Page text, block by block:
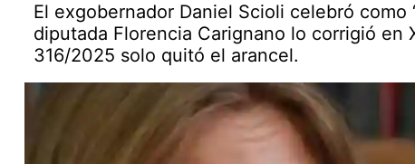
El exgobernador Daniel Scioli celebró
diputada Florencia Carignano lo corrigió en
316/2025 solo quitó el arancel.